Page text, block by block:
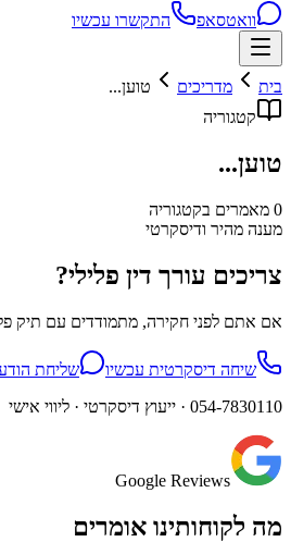
וואטסאפ
התקשרו עכשיו
בית מדריכים
טוען...
קטגוריה
טוען...
0 מאמרים בקטגוריה
מענה מהיר ודיסקרטי
צריכים עורך דין פלילי?
אם אתם לפני חקירה, מתמודדים עם תיק
שיחה דיסקרטית עכשיו
שליחת
054-7830110 · ייעוץ דיסקרטי · ליווי אישי
Google Reviews
מה לקוחותינו אומרים